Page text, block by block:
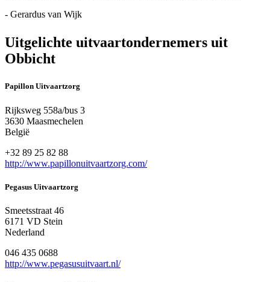
- Gerardus van Wijk
Uitgelichte uitvaartondernemers uit
Obbicht
Papillon Uitvaartzorg
Rijksweg 558a/bus 3
3630 Maasmechelen
België
+32 89 25 82 88
http://www.papillonuitvaartzorg.com/
Pegasus Uitvaartzorg
Smeetsstraat 46
6171 VD Stein
Nederland
046 435 0688
http://www.pegasusuitvaart.nl/